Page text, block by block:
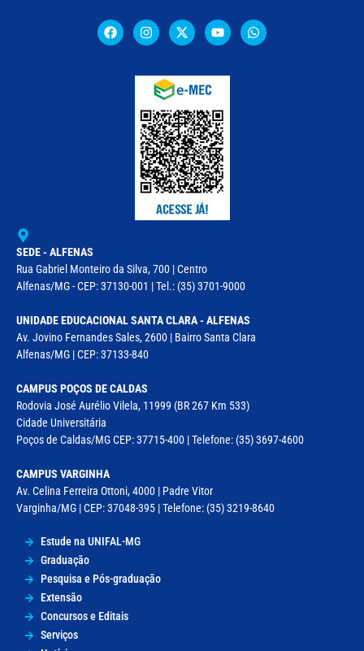
SEDE - ALFENAS
Rua Gabriel Monteiro da Silva, 700 | Centro
Alfenas/MG - CEP: 37130-001 | Tel.: (35) 3701-9000
UNIDADE EDUCACIONAL SANTA CLARA - ALFENAS
Av. Jovino Fernandes Sales, 2600 | Bairro Santa Clara
Alfenas/MG | CEP: 37133-840
CAMPUS POÇOS DE CALDAS
Rodovia José Aurélio Vilela, 11999 (BR 267 Km 533)
Cidade Universitária
Poços de Caldas/MG CEP: 37715-400 | Telefone: (35) 3697-4600
CAMPUS VARGINHA
Av. Celina Ferreira Ottoni, 4000 | Padre Vitor
Varginha/MG | CEP: 37048-395 | Telefone: (35) 3219-8640
Estude na UNIFAL-MG
Graduação
Pesquisa e Pós-graduação
Extensão
Concursos e Editais
Serviços